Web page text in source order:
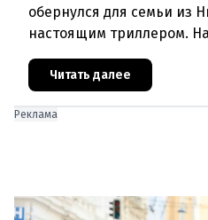
обернулся для семьи из
настоящим триллером.
подверглась обстрелу, за
Читать далее
Реклама